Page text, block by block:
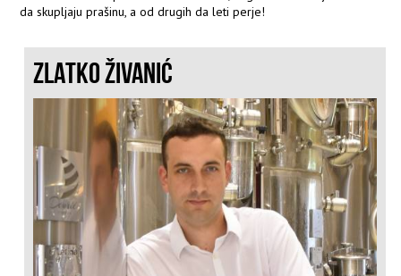
da skupljaju prašinu, a od drugih da leti perje!
ZLATKO ŽIVANIĆ